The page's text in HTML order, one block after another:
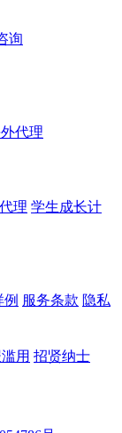
询
代理
理 学生成长计
服务条款 隐私
用 招贤纳士